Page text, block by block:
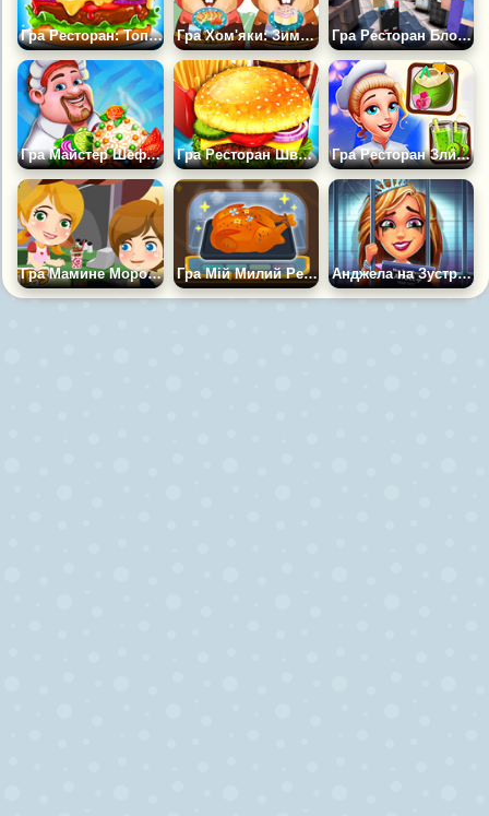
Гра Ресторан: Топ Бургер Гра Хом'яки: Зимове Бістро Гра Ресторан БлокКрафт 3д
Гра Майстер Шеф Вуличної Їжі Гра Ресторан Швидкого Харчування Гра Ресторан Злиття
Гра Мамине Морозиво Гра Мій Милий Ресторан Анджела на Зустрічі Однокласників